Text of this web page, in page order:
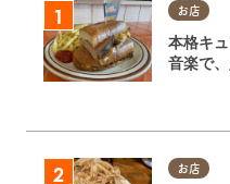
お店
本格キ
音楽で
東海市
お店